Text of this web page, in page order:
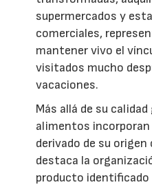
supermercados y
comerciales,
mantener vivo el
visitados mucho
vacaciones.
Más allá de su
alimentos incorporan
derivado de su
destaca la
producto